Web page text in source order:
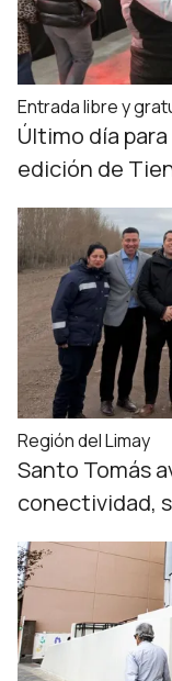
Entrada libre y
Último día
edición de
Región del Limay
Santo Tomás
conectividad,